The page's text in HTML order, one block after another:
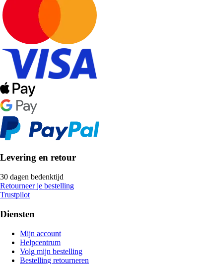
Levering en retour
30 dagen bedenktijd
Retourneer je bestelling
Trustpilot
Diensten
Mijn account
Helpcentrum
Volg mijn bestelling
Bestelling retourneren